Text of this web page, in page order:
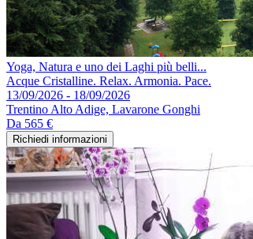
Yoga, Natura e uno dei Laghi più belli...
Acque Cristalline. Relax. Armonia. Pace.
13/09/2026 - 18/09/2026
Trentino Alto Adige, Lavarone Gonghi
Da 565 €
Richiedi informazioni